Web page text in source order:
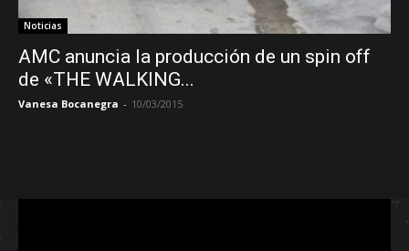
Noticias
AMC anuncia la producción de un spin off
de «THE WALKING...
Vanesa Bocanegra - 10/03/2015